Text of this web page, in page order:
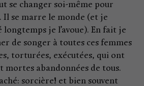
se changer soi-même pour
Il se marre le monde (et je
longtemps je l’avoue). En fait je
de songer à toutes ces femmes
torturées, exécutées, qui ont
mortes abandonnées de tous.
sorcière! et bien souvent